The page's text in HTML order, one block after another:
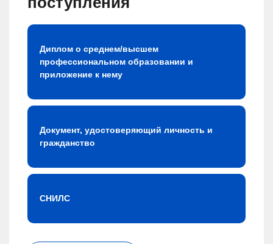
Диплом о среднем/высшем
профессиональном образовании и
приложение к нему
Документ, удостоверяющий личность и
гражданство
СНИЛС